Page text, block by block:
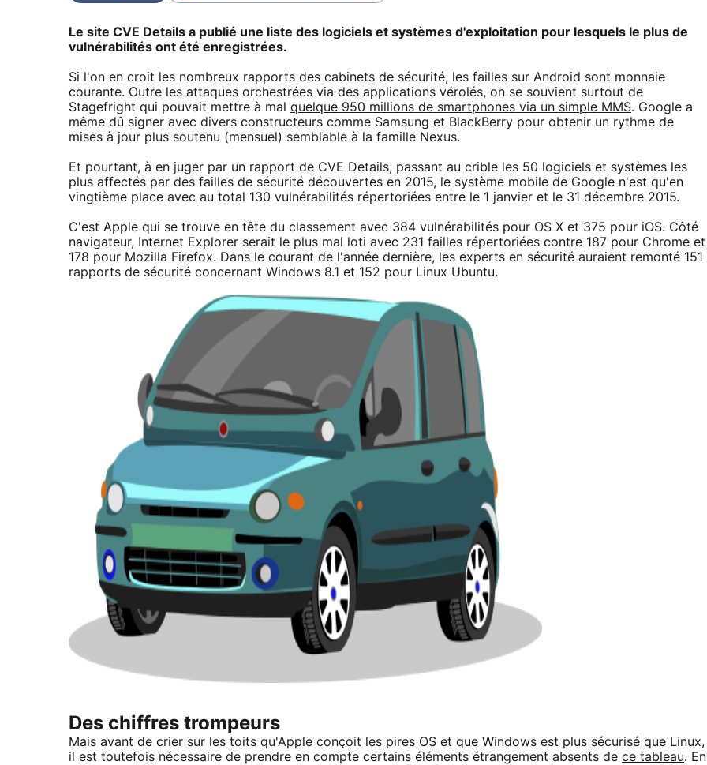
Le site CVE Details a publié une liste des logiciels et systèmes d'exploitation pour lesquels le plus de
vulnérabilités ont été enregistrées.
Si l'on en croit les nombreux rapports des cabinets de sécurité, les failles sur Android sont monnaie
courante. Outre les attaques orchestrées via des applications vérolés, on se souvient surtout de
Stagefright qui pouvait mettre à mal quelque 950 millions de smartphones via un simple MMS. Google a
même dû signer avec divers constructeurs comme Samsung et BlackBerry pour obtenir un rythme de
mises à jour plus soutenu (mensuel) semblable à la famille Nexus.
Et pourtant, à en juger par un rapport de CVE Details, passant au crible les 50 logiciels et systèmes les
plus affectés par des failles de sécurité découvertes en 2015, le système mobile de Google n'est qu'en
vingtième place avec au total 130 vulnérabilités répertoriées entre le 1 janvier et le 31 décembre 2015.
C'est Apple qui se trouve en tête du classement avec 384 vulnérabilités pour OS X et 375 pour iOS. Côté
navigateur, Internet Explorer serait le plus mal loti avec 231 failles répertoriées contre 187 pour Chrome et
178 pour Mozilla Firefox. Dans le courant de l'année dernière, les experts en sécurité auraient remonté 151
rapports de sécurité concernant Windows 8.1 et 152 pour Linux Ubuntu.
Des chiffres trompeurs
Mais avant de crier sur les toits qu'Apple conçoit les pires OS et que Windows est plus sécurisé que Linux,
il est toutefois nécessaire de prendre en compte certains éléments étrangement absents de ce tableau. En